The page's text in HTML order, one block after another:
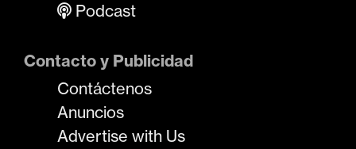
Podcast
Contacto y Publicidad
Contáctenos
Anuncios
Advertise with Us